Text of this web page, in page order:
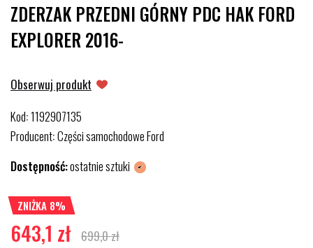
ZDERZAK PRZEDNI GÓRNY PDC HAK FORD
EXPLORER 2016-
Obserwuj produkt
Kod:1192907135
Producent:Części samochodowe Ford
Dostępność:ostatnie sztuki
ZNIŻKA 8%
643,1 zł 699,0 zł